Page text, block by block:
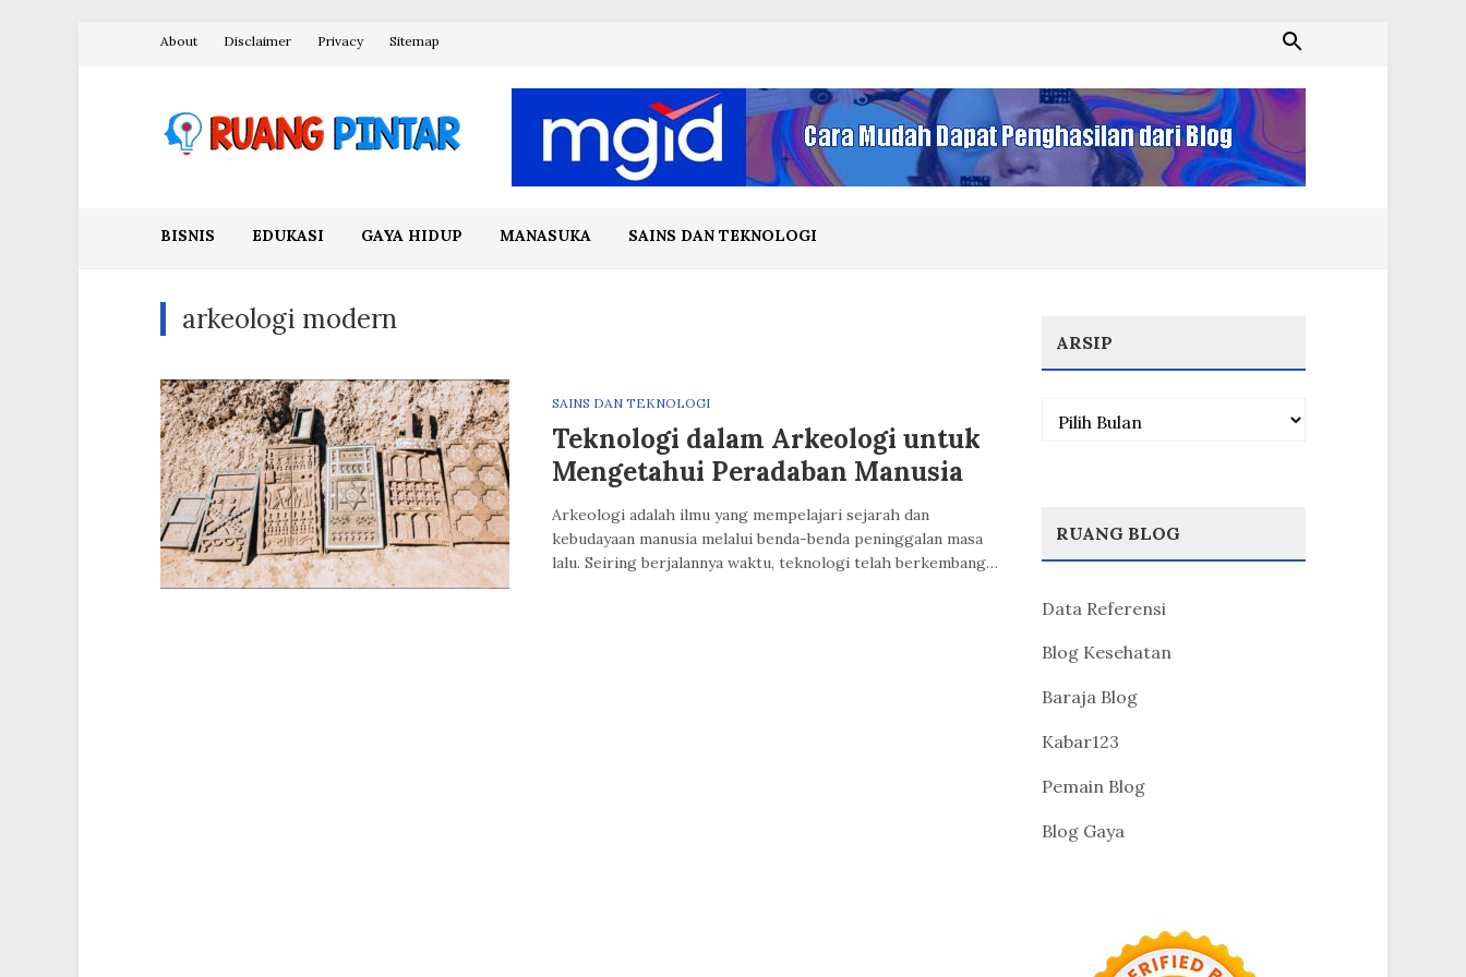
About Disclaimer Privacy Sitemap
BISNIS EDUKASI GAYA HIDUP MANASUKA SAINS DAN TEKNOLOGI
arkeologi modern
SAINS DAN TEKNOLOGI
Teknologi dalam Arkeologi untuk
Mengetahui Peradaban Manusia
Arkeologi adalah ilmu yang mempelajari sejarah dan
kebudayaan manusia melalui benda-benda peninggalan masa
lalu. Seiring berjalannya waktu, teknologi telah berkembang…
ARSIP
Arsip
RUANG BLOG
Data Referensi
Blog Kesehatan
Baraja Blog
Kabar123
Pemain Blog
Blog Gaya